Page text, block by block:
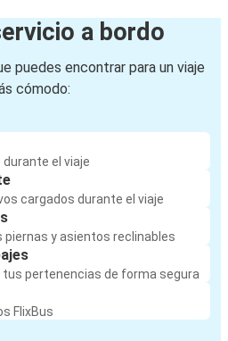
a bordo
puedes encontrar para un viaje
cómodo:
el viaje
cargados durante el viaje
piernas y asientos reclinables
tus pertenencias de forma segura
FlixBus